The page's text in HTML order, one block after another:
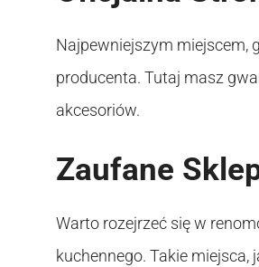
Najpewniejszym miejscem,
producenta. Tutaj masz
akcesoriów.
Zaufane
Warto rozejrzeć się w
kuchennego. Takie